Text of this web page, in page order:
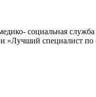
социальная
специалист по